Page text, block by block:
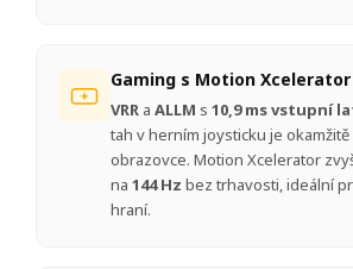
Gaming s Motion Xcelerator
VRR a ALLM s 10,9 ms vstupní
tah v herním joysticku je okamžitě
obrazovce. Motion Xcelerator
na 144 Hz bez trhavosti, ideální
hraní.